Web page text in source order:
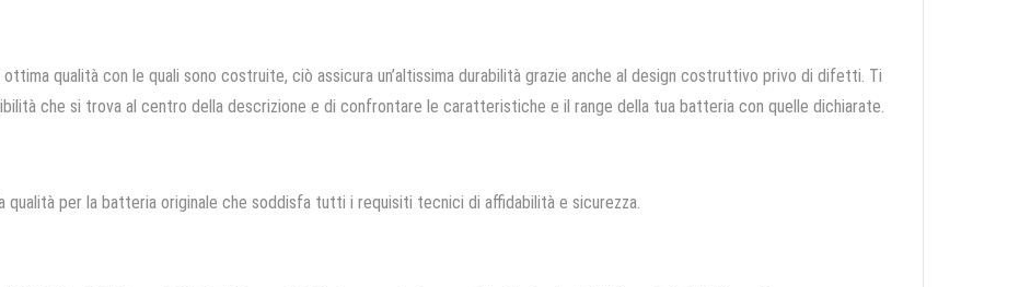
qualità con le quali sono costruite, ciò assicura un’altissima durabilità grazie anche al design costruttivo privo di difetti. Ti
che si trova al centro della descrizione e di confrontare le caratteristiche e il range della tua batteria con quelle dichiarate.
qualità per la batteria originale che soddisfa tutti i requisiti tecnici di affidabilità e sicurezza.